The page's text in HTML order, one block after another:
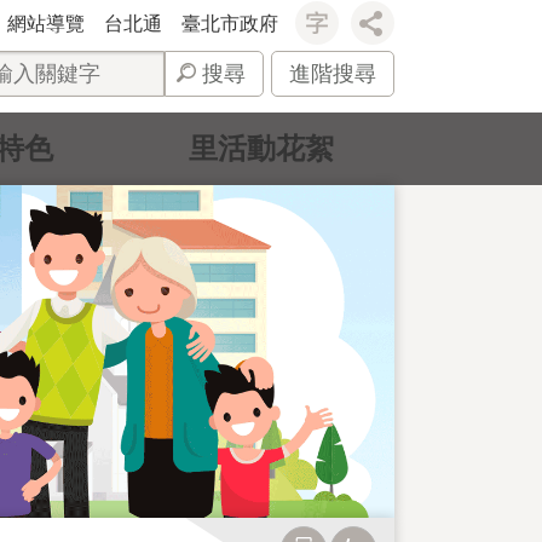
網站導覽 台北通 臺北市政府
搜尋 進階搜尋
色 里活動花絮